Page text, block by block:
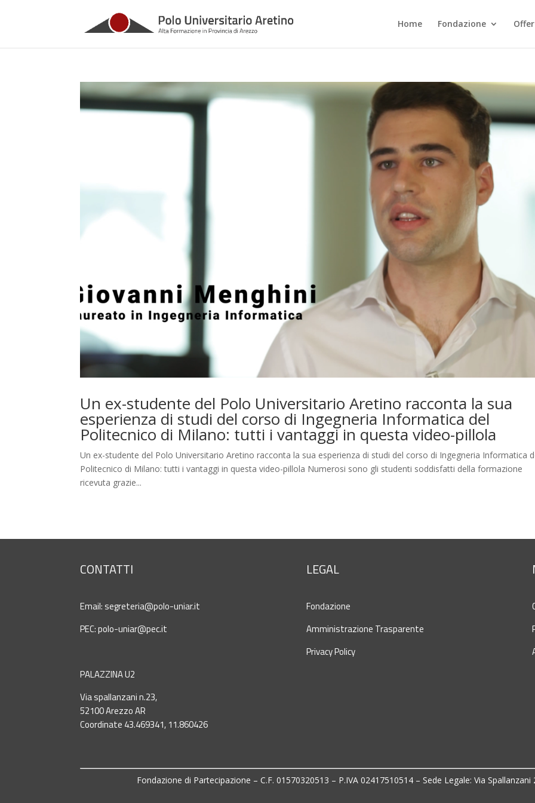
Home Fondazione
Un ex-studente del Polo Universitario Aretino racconta la sua
esperienza di studi del corso di Ingegneria Informatica del
Politecnico di Milano: tutti i vantaggi in questa video-pillola
Un ex-studente del Polo Universitario Aretino racconta la sua esperienza di studi del corso di Ingegneria Informatica
Politecnico di Milano: tutti i vantaggi in questa video-pillola Numerosi sono gli studenti soddisfatti della formazione
ricevuta grazie...
CONTATTI
Email: segreteria@polo-uniar.it
PEC:polo-uniar@pec.it
PALAZZINA U2
Via spallanzani n.23,
52100 Arezzo AR
Coordinate 43.469341, 11.860426
LEGAL
Fondazione
Amministrazione Trasparente
Privacy Policy
Fondazione di Partecipazione – C.F. 01570320513 – P.IVA 02417510514 – Sede Legale: Via